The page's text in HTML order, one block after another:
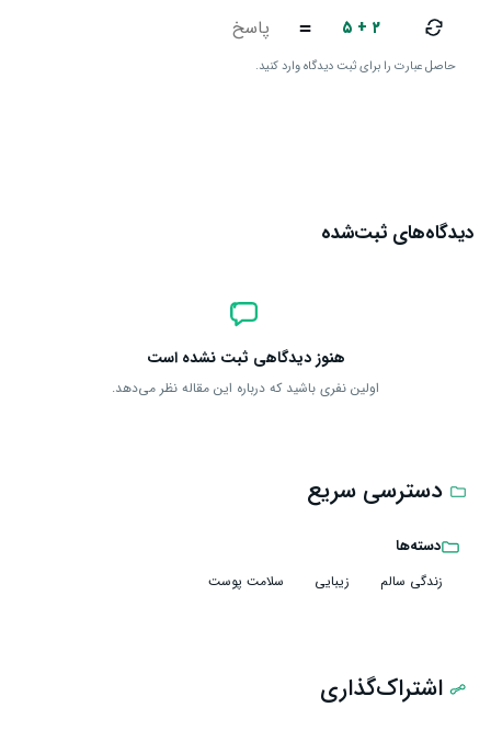
۵ + ۲ =
حاصل عبارت را برای ثبت دیدگاه وارد کنید.
دیدگاه‌های ثبت‌شده
هنوز دیدگاهی ثبت نشده است
اولین نفری باشید که درباره این مقاله نظر می‌دهد.
دسترسی سریع
دسته‌ها
زندگی سالم زیبایی سلامت پوست
اشتراک‌گذاری